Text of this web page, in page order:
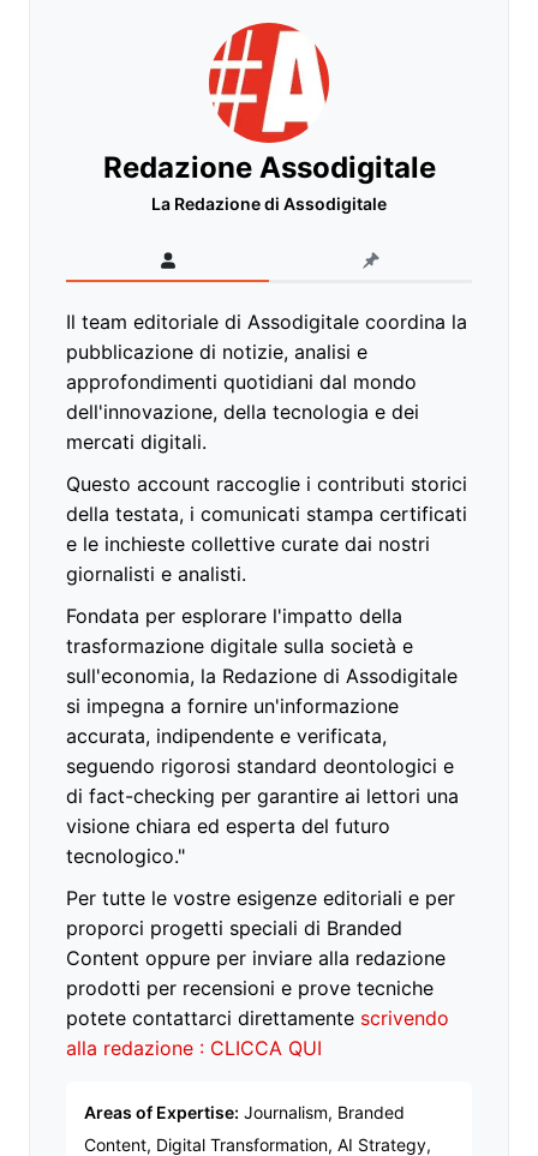
Redazione Assodigitale
La Redazione di Assodigitale
Il team editoriale di Assodigitale coordina la
pubblicazione di notizie, analisi e
approfondimenti quotidiani dal mondo
dell'innovazione, della tecnologia e dei
mercati digitali.
Questo account raccoglie i contributi storici
della testata, i comunicati stampa certificati
e le inchieste collettive curate dai nostri
giornalisti e analisti.
Fondata per esplorare l'impatto della
trasformazione digitale sulla società e
sull'economia, la Redazione di Assodigitale
si impegna a fornire un'informazione
accurata, indipendente e verificata,
seguendo rigorosi standard deontologici e
di fact-checking per garantire ai lettori una
visione chiara ed esperta del futuro
tecnologico."
Per tutte le vostre esigenze editoriali e per
proporci progetti speciali di Branded
Content oppure per inviare alla redazione
prodotti per recensioni e prove tecniche
potete contattarci direttamente scrivendo
alla redazione : CLICCA QUI
Areas of Expertise: Journalism, Branded
Content, Digital Transformation, AI Strategy,